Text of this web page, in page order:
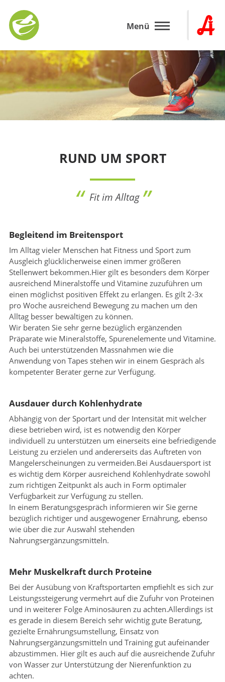
Inhalt
springen
Menü
RUND UM SPORT
Fit im Alltag
Begleitend im Breitensport
Im Alltag vieler Menschen hat Fitness und Sport zum
Ausgleich glücklicherweise einen immer größeren
Stellenwert bekommen.Hier gilt es besonders dem Körper
ausreichend Mineralstoffe und Vitamine zuzuführen um
einen möglichst positiven Effekt zu erlangen. Es gilt 2-3x
pro Woche ausreichend Bewegung zu machen um den
Alltag besser bewältigen zu können.
Wir beraten Sie sehr gerne bezüglich ergänzenden
Präparate wie Mineralstoffe, Spurenelemente und Vitamine.
Auch bei unterstützenden Massnahmen wie die
Anwendung von Tapes stehen wir in einem Gespräch als
kompetenter Berater gerne zur Verfügung.
Ausdauer durch Kohlenhydrate
Abhängig von der Sportart und der Intensität mit welcher
diese betrieben wird, ist es notwendig den Körper
individuell zu unterstützen um einerseits eine befriedigende
Leistung zu erzielen und andererseits das Auftreten von
Mangelerscheinungen zu vermeiden.Bei Ausdauersport ist
es wichtig dem Körper ausreichend Kohlenhydrate sowohl
zum richtigen Zeitpunkt als auch in Form optimaler
Verfügbarkeit zur Verfügung zu stellen.
In einem Beratungsgespräch informieren wir Sie gerne
bezüglich richtiger und ausgewogener Ernährung, ebenso
wie über die zur Auswahl stehenden
Nahrungsergänzungsmitteln.
Mehr Muskelkraft durch Proteine
Bei der Ausübung von Kraftsportarten empﬁehlt es sich zur
Leistungssteigerung vermehrt auf die Zufuhr von Proteinen
und in weiterer Folge Aminosäuren zu achten.Allerdings ist
es gerade in diesem Bereich sehr wichtig gute Beratung,
gezielte Ernährungsumstellung, Einsatz von
Nahrungsergänzungsmitteln und Training gut aufeinander
abzustimmen. Hier gilt es auch auf die ausreichende Zufuhr
von Wasser zur Unterstützung der Nierenfunktion zu
achten.